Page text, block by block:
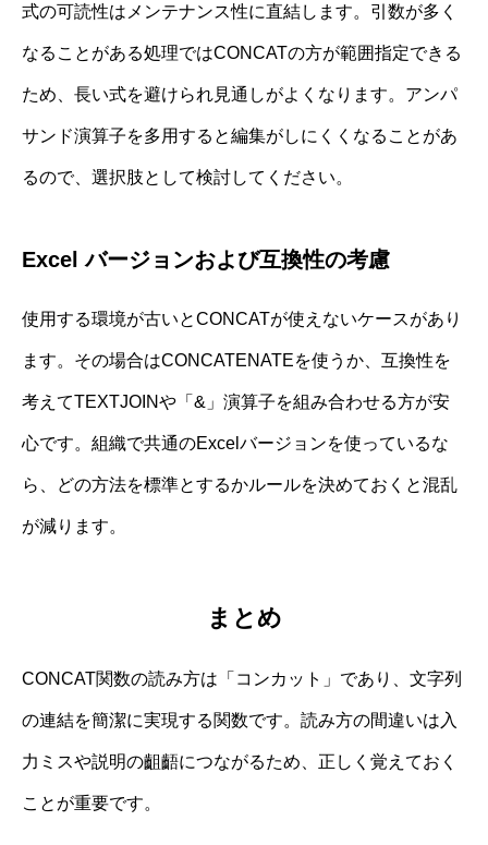
式の可読性はメンテナンス性に直結します。引数が多く
なることがある処理ではCONCATの方が範囲指定できる
ため、長い式を避けられ見通しがよくなります。アンパ
サンド演算子を多用すると編集がしにくくなることがあ
るので、選択肢として検討してください。
Excel バージョンおよび互換性の考慮
使用する環境が古いとCONCATが使えないケースがあり
ます。その場合はCONCATENATEを使うか、互換性を
考えてTEXTJOINや「&」演算子を組み合わせる方が安
心です。組織で共通のExcelバージョンを使っているな
ら、どの方法を標準とするかルールを決めておくと混乱
が減ります。
まとめ
CONCAT関数の読み方は「コンカット」であり、文字列
の連結を簡潔に実現する関数です。読み方の間違いは入
力ミスや説明の齟齬につながるため、正しく覚えておく
ことが重要です。